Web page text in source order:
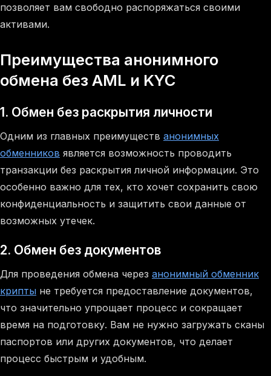
позволяет вам свободно распоряжаться своими
активами.
Преимущества анонимного
обмена без AML и KYC
1. Обмен без раскрытия личности
Одним из главных преимуществ анонимных
обменников является возможность проводить
транзакции без раскрытия личной информации. Это
особенно важно для тех, кто хочет сохранить свою
конфиденциальность и защитить свои данные от
возможных утечек.
2. Обмен без документов
Для проведения обмена через анонимный обменник
крипты не требуется предоставление документов,
что значительно упрощает процесс и сокращает
время на подготовку. Вам не нужно загружать сканы
паспортов или других документов, что делает
процесс быстрым и удобным.